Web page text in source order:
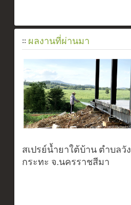
:: ผลงานที่ผ่านมา
สเปรย์น้ำยาใต้บ้าน ตำบลวัง
กระทะ จ.นครราชสีมา